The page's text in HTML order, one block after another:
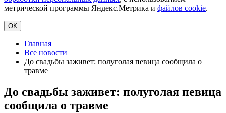
метрической программы Яндекс.Метрика и файлов cookie.
ОК
Главная
Все новости
До свадьбы заживет: полуголая певица сообщила о
травме
До свадьбы заживет: полуголая певица
сообщила о травме